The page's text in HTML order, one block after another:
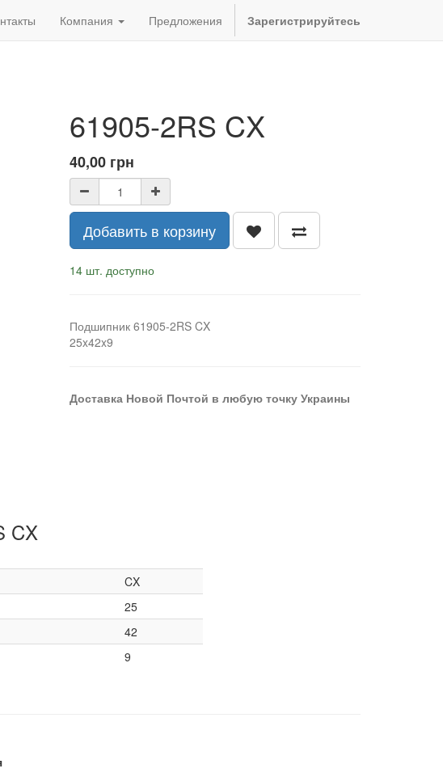
Компания Предложения Зарегистрируйтесь
61905-2RS CX
40,00 грн
Добавить в корзину
14 шт. доступно
Подшипник 61905-2RS CX
25x42x9
Доставка Новой Почтой в любую точку Украины
CX
CX
25
42
9